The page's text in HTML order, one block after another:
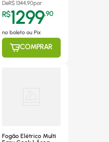
Superautomático,
Mesa De Vidro Preto,
Com Tripla Chama -
26298-57077
DeR$1344,90por
R$1299,90
no boleto ou Pix
COMPRAR
Fogão Elétrico Multi